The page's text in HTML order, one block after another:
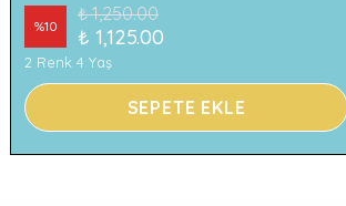
%10
₺ 1,250.00
₺ 1,125.00
2 Renk 4 Yaş
SEPETE EKLE